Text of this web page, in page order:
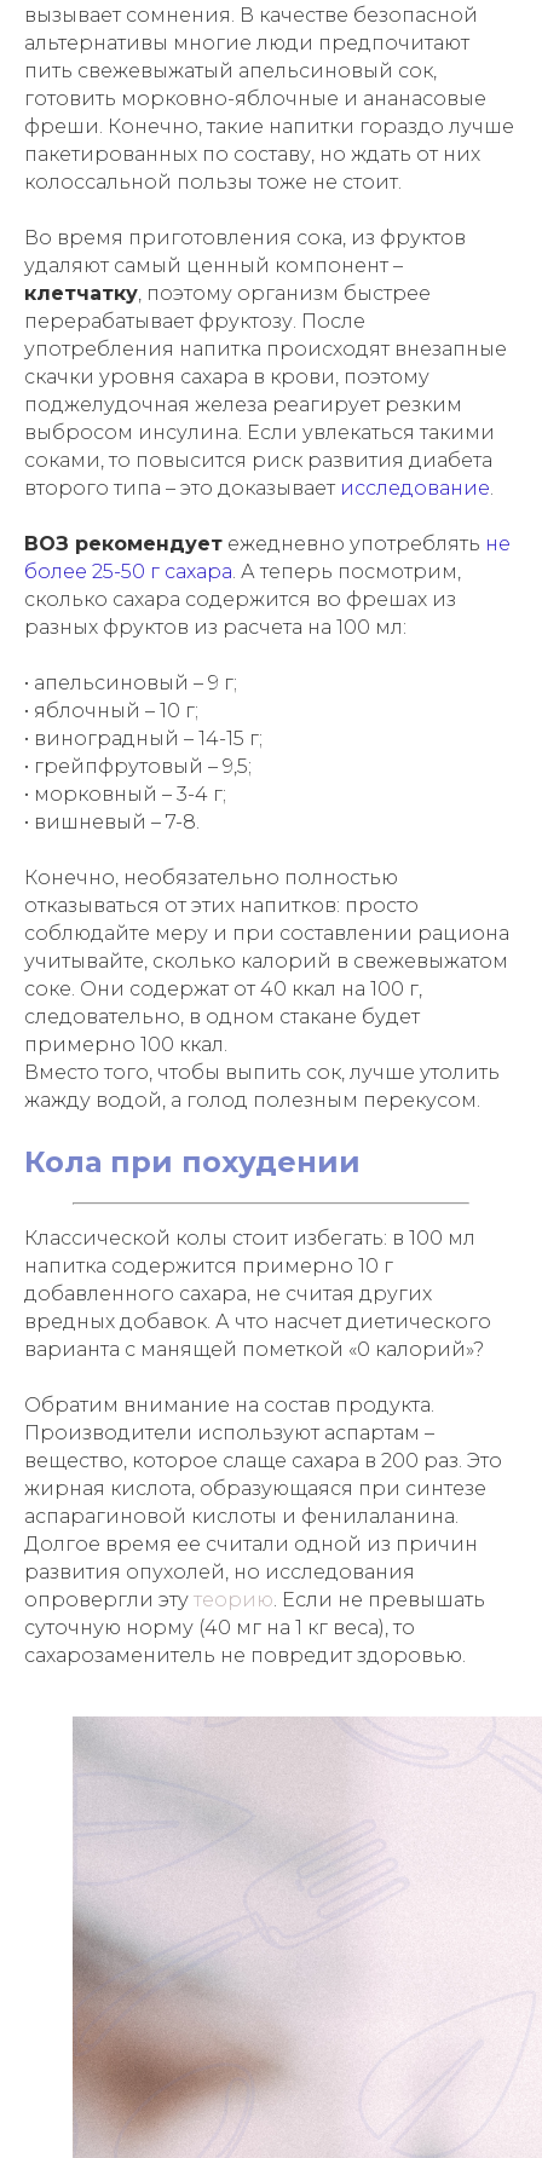
вызывает сомнения. В качестве безопасной
альтернативы многие люди предпочитают
пить свежевыжатый апельсиновый сок,
готовить морковно-яблочные и ананасовые
фреши. Конечно, такие напитки гораздо лучше
пакетированных по составу, но ждать от них
колоссальной пользы тоже не стоит.
Во время приготовления сока, из фруктов
удаляют самый ценный компонент –
клетчатку, поэтому организм быстрее
перерабатывает фруктозу. После
употребления напитка происходят внезапные
скачки уровня сахара в крови, поэтому
поджелудочная железа реагирует резким
выбросом инсулина. Если увлекаться такими
соками, то повысится риск развития диабета
второго типа – это доказывает исследование.
ВОЗ рекомендует ежедневно употреблять не
более 25-50 г сахара. А теперь посмотрим,
сколько сахара содержится во фрешах из
разных фруктов из расчета на 100 мл:
• апельсиновый – 9 г;
• яблочный – 10 г;
• виноградный – 14-15 г;
• грейпфрутовый – 9,5;
• морковный – 3-4 г;
• вишневый – 7-8.
Конечно, необязательно полностью
отказываться от этих напитков: просто
соблюдайте меру и при составлении рациона
учитывайте, сколько калорий в свежевыжатом
соке. Они содержат от 40 ккал на 100 г,
следовательно, в одном стакане будет
примерно 100 ккал.
Вместо того, чтобы выпить сок, лучше утолить
жажду водой, а голод полезным перекусом.
Кола при похудении
Классической колы стоит избегать: в 100 мл
напитка содержится примерно 10 г
добавленного сахара, не считая других
вредных добавок. А что насчет диетического
варианта с манящей пометкой «0 калорий»?
Обратим внимание на состав продукта.
Производители используют аспартам –
вещество, которое слаще сахара в 200 раз. Это
жирная кислота, образующаяся при синтезе
аспарагиновой кислоты и фенилаланина.
Долгое время ее считали одной из причин
развития опухолей, но исследования
опровергли эту теорию. Если не превышать
суточную норму (40 мг на 1 кг веса), то
сахарозаменитель не повредит здоровью.